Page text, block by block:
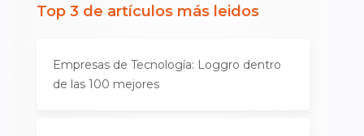
Top 3 de artículos más leidos
Empresas de Tecnología: Loggro dentro
de las 100 mejores